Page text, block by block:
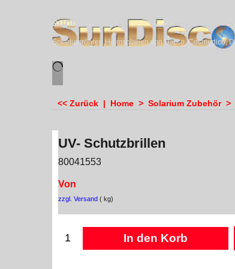
sundiscounter
<< Zurück | Home > Solarium Zubehör>
UV- Schutzbrillen
80041553
Von
zzgl. Versand kg
In den Korb